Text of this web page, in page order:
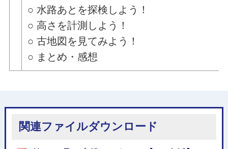
○ 水路あとを探検しよう！
○ 高さを計測しよう！
○ 古地図を見てみよう！
○ まとめ・感想
関連ファイルダウンロード